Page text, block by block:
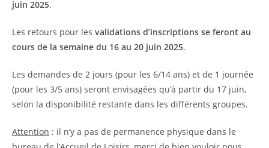
juin 2025.
Les retours pour les validations d’inscriptions se feront au
cours de la semaine du 16 au 20 juin 2025.
Les demandes de 2 jours (pour les 6/14 ans) et de 1 journée
(pour les 3/5 ans) seront envisagées qu’à partir du 17 juin,
selon la disponibilité restante dans les différents groupes.
Attention : il n’y a pas de permanence physique dans le